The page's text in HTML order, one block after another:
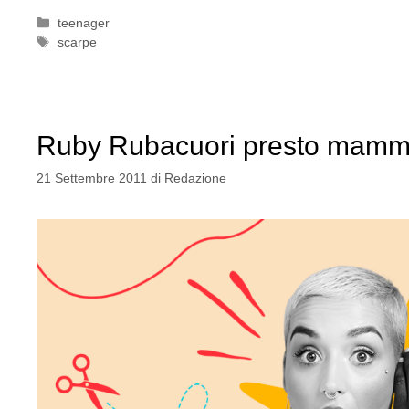
Categorie
teenager
Tag
scarpe
Ruby Rubacuori presto
21 Settembre 2011 di Redazione